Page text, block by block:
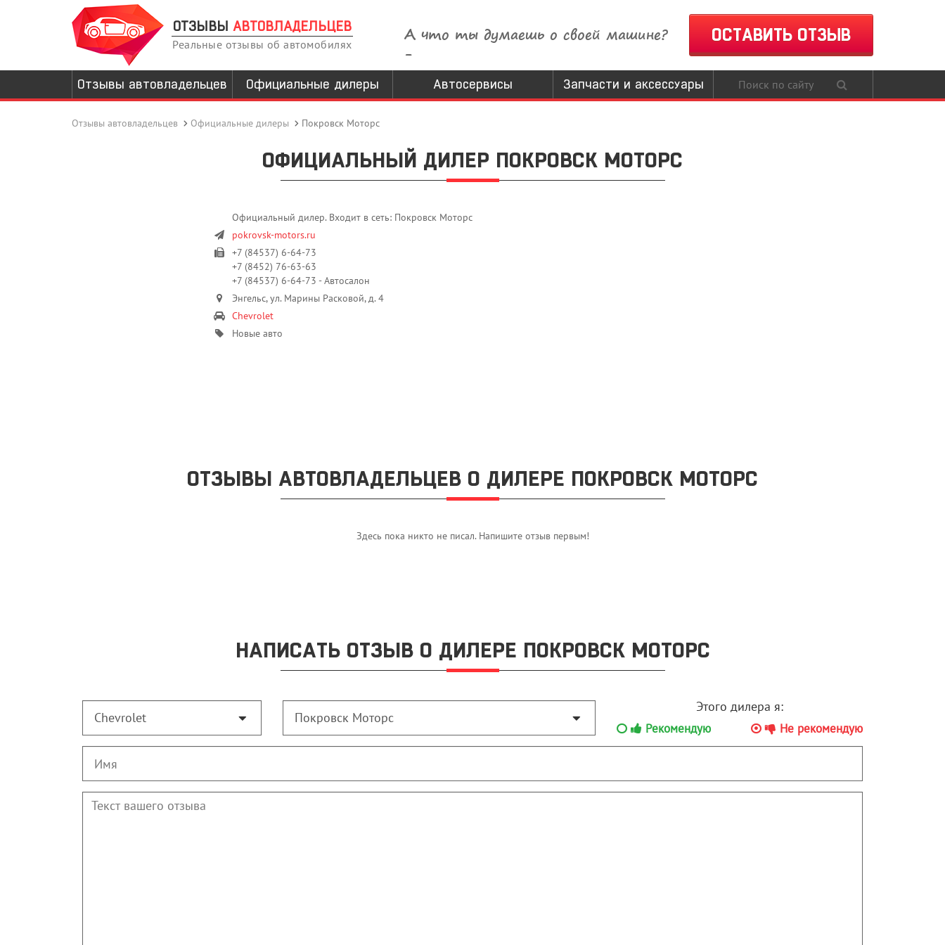
ОТЗЫВЫ АВТОВЛАДЕЛЬЦЕВ
Реальные отзывы об автомобилях
А что ты думаешь о своей машине?
-
ОСТАВИТЬ ОТЗЫВ
Отзывы автовладельцев Официальные дилеры Автосервисы Запчасти и аксессуары
Отзывы автовладельцев Официальные дилеры Покровск Моторс
ОФИЦИАЛЬНЫЙ ДИЛЕР ПОКРОВСК МОТОРС
Официальный дилер. Входит в сеть: Покровск Моторс
pokrovsk-motors.ru
+7 (84537) 6-64-73
+7 (8452) 76-63-63
+7 (84537) 6-64-73 - Автосалон
Энгельс, ул. Марины Расковой, д. 4
Chevrolet
Новые авто
ОТЗЫВЫ АВТОВЛАДЕЛЬЦЕВ О ДИЛЕРЕ ПОКРОВСК МОТОРС
Здесь пока никто не писал. Напишите отзыв первым!
НАПИСАТЬ ОТЗЫВ О ДИЛЕРЕ ПОКРОВСК МОТОРС
Этого дилера я:
Рекомендую Не рекомендую